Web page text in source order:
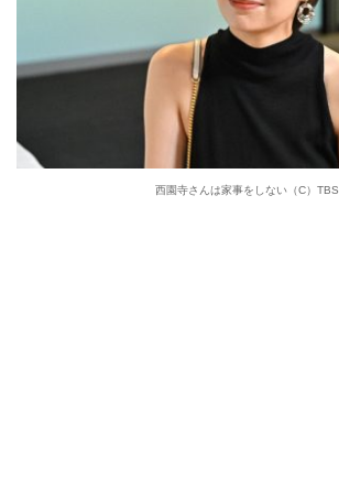
西園寺さんは家事をしない（C）TBS